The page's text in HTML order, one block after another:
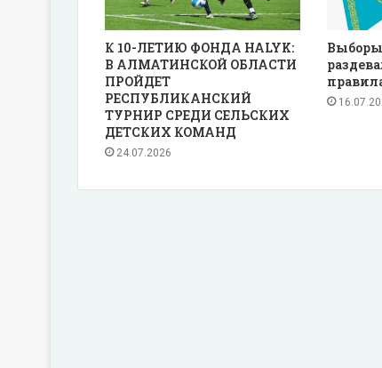
К 10-ЛЕТИЮ ФОНДА HALYK:
В АЛМАТИНСКОЙ ОБЛАСТИ
ПРОЙДЕТ
РЕСПУБЛИКАНСКИЙ
ТУРНИР СРЕДИ СЕЛЬСКИХ
ДЕТСКИХ КОМАНД
24.07.2026